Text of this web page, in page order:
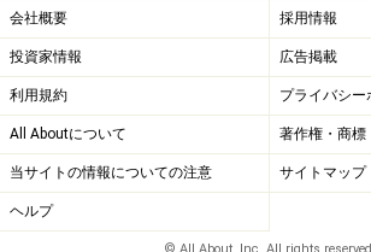
会社概要 採用情報
投資家情報 広告掲載
利用規約 プライバシー
All Aboutについて 著作権・商標
当サイトの情報についての注意 サイトマップ
ヘルプ